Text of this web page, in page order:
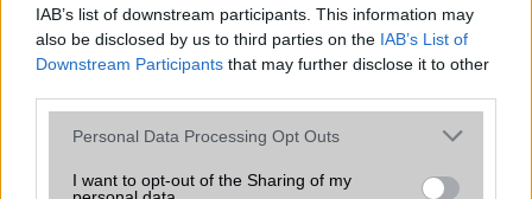
IAB’s list of downstream participants. This information may
also be disclosed by us to third parties on the IAB’s List of
Downstream Participants that may further disclose it to other
Please note that this website/app uses one or more Google
not limited to your visit or usage behaviour. You may click to
Personal Data Processing Opt Outs
I want to opt-out of the Sharing of my
Apple
Huawei